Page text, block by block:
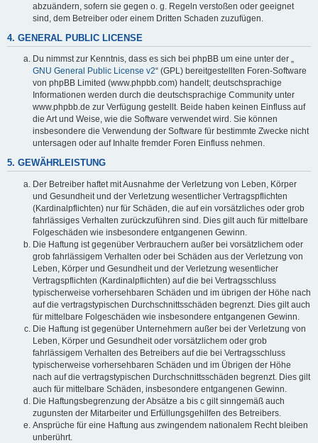
abzuändern, sofern sie gegen o. g. Regeln verstoßen oder geeignet
sind, dem Betreiber oder einem Dritten Schaden zuzufügen.
4. GENERAL PUBLIC LICENSE
Du nimmst zur Kenntnis, dass es sich bei phpBB um eine unter der „
GNU General Public License v2“ (GPL) bereitgestellten Foren-Software
von phpBB Limited (www.phpbb.com) handelt; deutschsprachige
Informationen werden durch die deutschsprachige Community unter
www.phpbb.de zur Verfügung gestellt. Beide haben keinen Einfluss auf
die Art und Weise, wie die Software verwendet wird. Sie können
insbesondere die Verwendung der Software für bestimmte Zwecke nicht
untersagen oder auf Inhalte fremder Foren Einfluss nehmen.
5. GEWÄHRLEISTUNG
Der Betreiber haftet mit Ausnahme der Verletzung von Leben, Körper
und Gesundheit und der Verletzung wesentlicher Vertragspflichten
(Kardinalpflichten) nur für Schäden, die auf ein vorsätzliches oder grob
fahrlässiges Verhalten zurückzuführen sind. Dies gilt auch für mittelbare
Folgeschäden wie insbesondere entgangenen Gewinn.
Die Haftung ist gegenüber Verbrauchern außer bei vorsätzlichem oder
grob fahrlässigem Verhalten oder bei Schäden aus der Verletzung von
Leben, Körper und Gesundheit und der Verletzung wesentlicher
Vertragspflichten (Kardinalpflichten) auf die bei Vertragsschluss
typischerweise vorhersehbaren Schäden und im übrigen der Höhe nach
auf die vertragstypischen Durchschnittsschäden begrenzt. Dies gilt auch
für mittelbare Folgeschäden wie insbesondere entgangenen Gewinn.
Die Haftung ist gegenüber Unternehmern außer bei der Verletzung von
Leben, Körper und Gesundheit oder vorsätzlichem oder grob
fahrlässigem Verhalten des Betreibers auf die bei Vertragsschluss
typischerweise vorhersehbaren Schäden und im Übrigen der Höhe
nach auf die vertragstypischen Durchschnittsschäden begrenzt. Dies gilt
auch für mittelbare Schäden, insbesondere entgangenen Gewinn.
Die Haftungsbegrenzung der Absätze a bis c gilt sinngemäß auch
zugunsten der Mitarbeiter und Erfüllungsgehilfen des Betreibers.
Ansprüche für eine Haftung aus zwingendem nationalem Recht bleiben
unberührt.